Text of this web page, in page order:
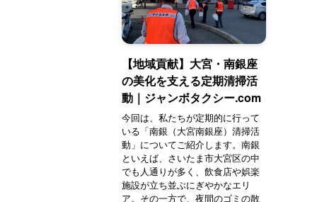
【地域貢献】大宮・南銀座
の美化を支える定期清掃活
動｜ジャンボタクシー.com
今回は、私たちが定期的に行って
いる「南銀（大宮南銀座）清掃活
動」についてご紹介します。南銀
といえば、さいたま市大宮区の中
でも人通りが多く、飲食店や娯楽
施設が立ち並ぶにぎやかなエリ
ア。その一方で、夜間のゴミの散